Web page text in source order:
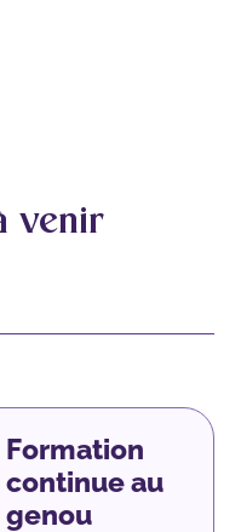
venir
Formation
continue au
genou